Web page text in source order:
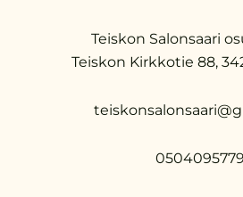
Teiskon Salonsaari
Teiskon Kirkkotie 88,
0504095779